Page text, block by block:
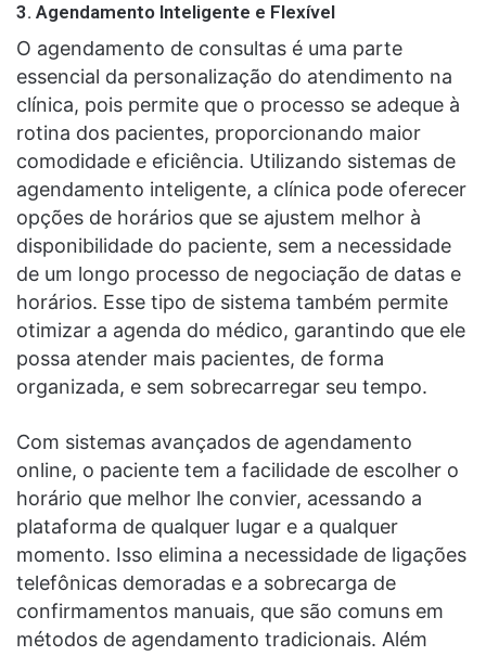
3. Agendamento Inteligente e Flexível
O agendamento de consultas é uma parte
essencial da personalização do atendimento na
clínica, pois permite que o processo se adeque à
rotina dos pacientes, proporcionando maior
comodidade e eficiência. Utilizando sistemas de
agendamento inteligente, a clínica pode oferecer
opções de horários que se ajustem melhor à
disponibilidade do paciente, sem a necessidade
de um longo processo de negociação de datas e
horários. Esse tipo de sistema também permite
otimizar a agenda do médico, garantindo que ele
possa atender mais pacientes, de forma
organizada, e sem sobrecarregar seu tempo.
Com sistemas avançados de agendamento
online, o paciente tem a facilidade de escolher o
horário que melhor lhe convier, acessando a
plataforma de qualquer lugar e a qualquer
momento. Isso elimina a necessidade de ligações
telefônicas demoradas e a sobrecarga de
confirmamentos manuais, que são comuns em
métodos de agendamento tradicionais. Além